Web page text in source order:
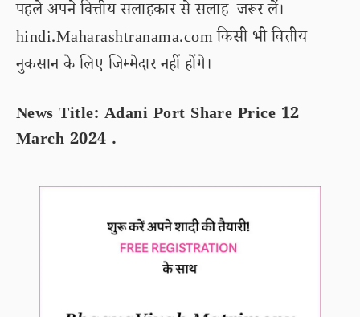
पहले अपने वित्तीय सलाहकार से सलाह जरूर लें।
hindi.Maharashtranama.com किसी भी वित्तीय
नुकसान के लिए जिम्मेदार नहीं होंगे।
News Title: Adani Port Share Price 12
March 2024 .